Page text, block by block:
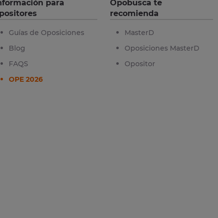
para
Guías de Oposiciones
Blog
FAQS
OPE 2026
Opobusca te
recomienda
MasterD
Oposiciones MasterD
Opositor